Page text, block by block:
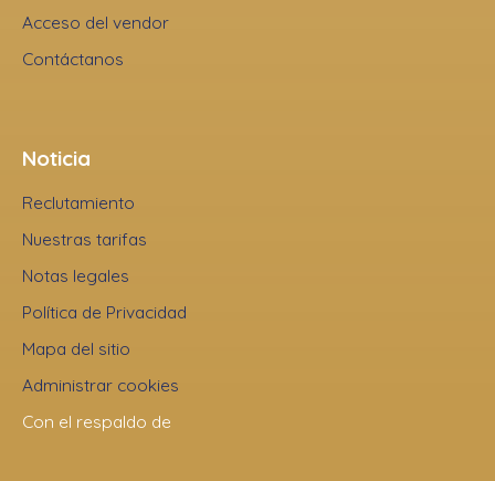
Acceso del vendor
Contáctanos
Noticia
Reclutamiento
Nuestras tarifas
Notas legales
Política de Privacidad
Mapa del sitio
Administrar cookies
Con el respaldo de